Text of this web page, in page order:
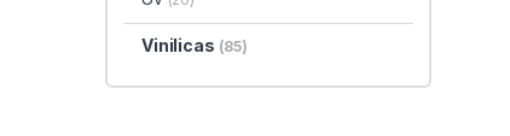
Vinilicas (85)